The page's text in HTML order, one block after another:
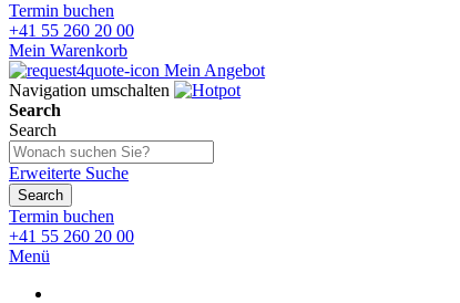
Termin buchen
+41 55 260 20 00
Mein Warenkorb
Mein Angebot
Navigation umschalten
Search
Search
Erweiterte Suche
Search
Termin buchen
+41 55 260 20 00
Menü